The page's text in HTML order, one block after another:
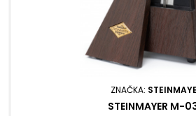
ZNAČKA:
STEINMAYER M-